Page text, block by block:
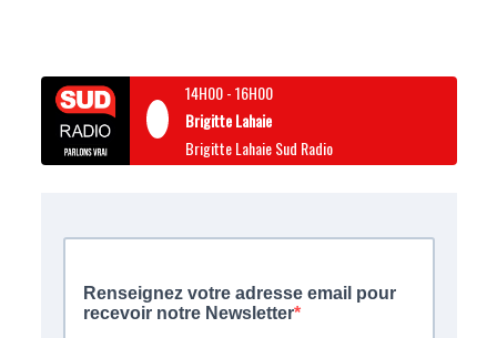
14H00-16H00
Brigitte Lahaie
Brigitte Lahaie Sud Radio